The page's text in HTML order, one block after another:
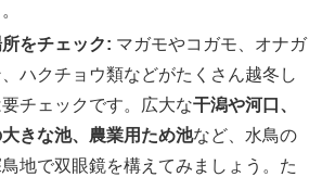
をチェック: マガモやコガモ、オナガ
ハクチョウ類などがたくさん越冬し
チェックです。広大な干潟や河口、
きな池、農業用ため池など、水鳥の
地で双眼鏡を構えてみましょう。た